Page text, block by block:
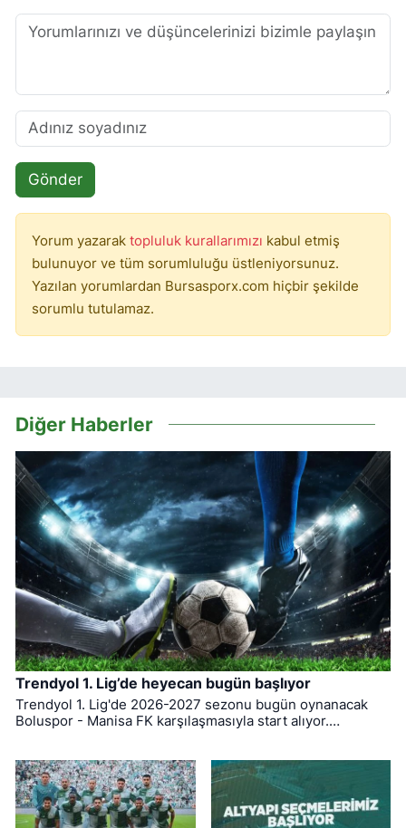
Gönder
Yorum yazarak topluluk kurallarımızı kabul etmiş
bulunuyor ve tüm sorumluluğu üstleniyorsunuz.
Yazılan yorumlardan Bursasporx.com hiçbir şekilde
sorumlu tutulamaz.
Diğer Haberler
Trendyol 1. Lig’de heyecan bugün başlıyor
Trendyol 1. Lig'de 2026-2027 sezonu bugün oynanacak
Boluspor - Manisa FK karşılaşmasıyla start alıyor.